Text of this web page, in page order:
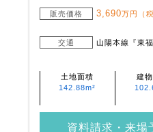
販売価格 3,690万円（税
交通 山陽本線『東
土地面積
142.88m²
建
資料請求・来場